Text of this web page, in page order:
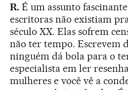
R.É um assunto
escritoras não existiam
século XX. Elas sofrem
não ter tempo. Escrevem
ninguém dá bola para o
especialista em ler
mulheres e você vê a